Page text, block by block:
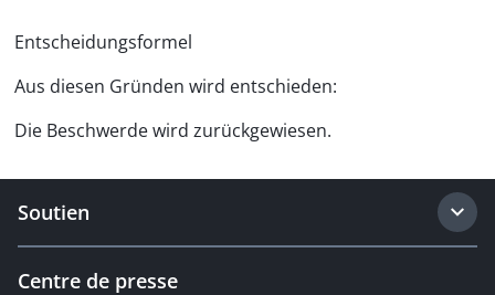
Entscheidungsformel
Aus diesen Gründen wird entschieden:
Die Beschwerde wird zurückgewiesen.
Soutien
Centre de presse